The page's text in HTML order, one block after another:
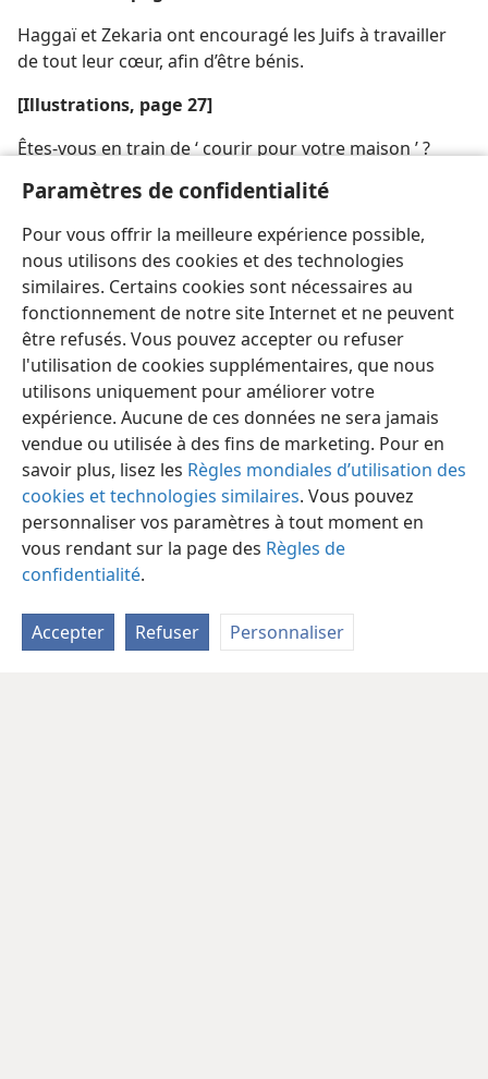
Paramètres de confidentialité
Pour vous offrir la meilleure expérience possible,
nous utilisons des cookies et des technologies
similaires. Certains cookies sont nécessaires au
fonctionnement de notre site Internet et ne peuvent
être refusés. Vous pouvez accepter ou refuser
l'utilisation de cookies supplémentaires, que nous
utilisons uniquement pour améliorer votre
expérience. Aucune de ces données ne sera jamais
vendue ou utilisée à des fins de marketing. Pour en
savoir plus, lisez les Règles mondiales d’utilisation des
cookies et technologies similaires. Vous pouvez
personnaliser vos paramètres à tout moment en
vous rendant sur la page des Règles de
confidentialité.
Accepter Refuser Personnaliser
Haggaï et Zekaria ont encouragé les Juifs à travailler
de tout leur cœur, afin d’être bénis.
[Illustrations, page 27]
Êtes-​vous en train de ‘ courir pour votre maison ’ ?
[Illustration, page 28]
Jéhovah a promis la bénédiction, et il l’a donnée.